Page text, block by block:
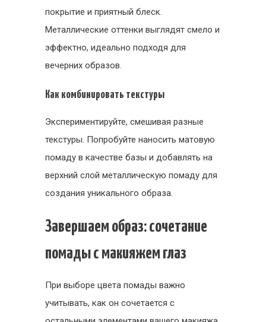
покрытие и приятный блеск.
Металлические оттенки выглядят смело и
эффектно, идеально подходя для
вечерних образов.
Как комбинировать текстуры
Экспериментируйте, смешивая разные
текстуры. Попробуйте наносить матовую
помаду в качестве базы и добавлять на
верхний слой металлическую помаду для
создания уникального образа.
Завершаем образ: сочетание
помады с макияжем глаз
При выборе цвета помады важно
учитывать, как он сочетается с